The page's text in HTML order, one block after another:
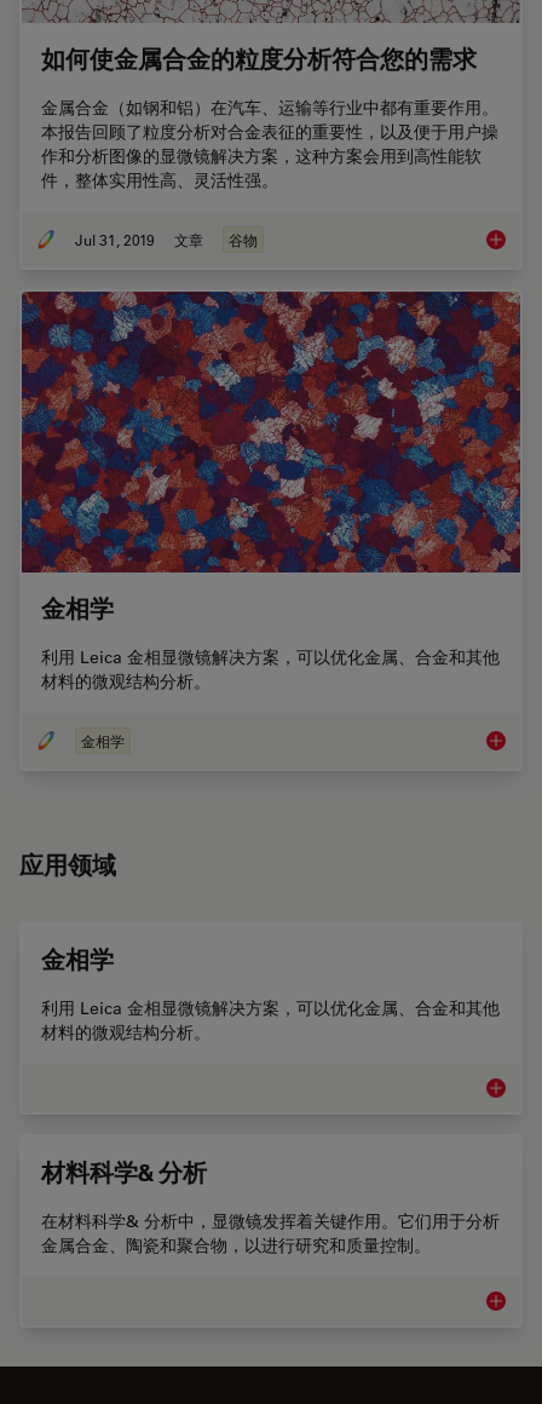
如何使金属合金的粒度分析符合您的需求
金属合金（如钢和铝）在汽车、运输等行业中都有重要作用。
本报告回顾了粒度分析对合金表征的重要性，以及便于用户操
作和分析图像的显微镜解决方案，这种方案会用到高性能软
件，整体实用性高、灵活性强。
Jul 31, 2019 文章 谷物 如何使
金相学
利用 Leica 金相显微镜解决方案，可以优化金属、合金和其他
材料的微观结构分析。
金相学 金相学
应用领域
金相学
利用 Leica 金相显微镜解决方案，可以优化金属、合金和其他
材料的微观结构分析。
金相学
材料科学& 分析
在材料科学& 分析中，显微镜发挥着关键作用。它们用于分析
金属合金、陶瓷和聚合物，以进行研究和质量控制。
材料科